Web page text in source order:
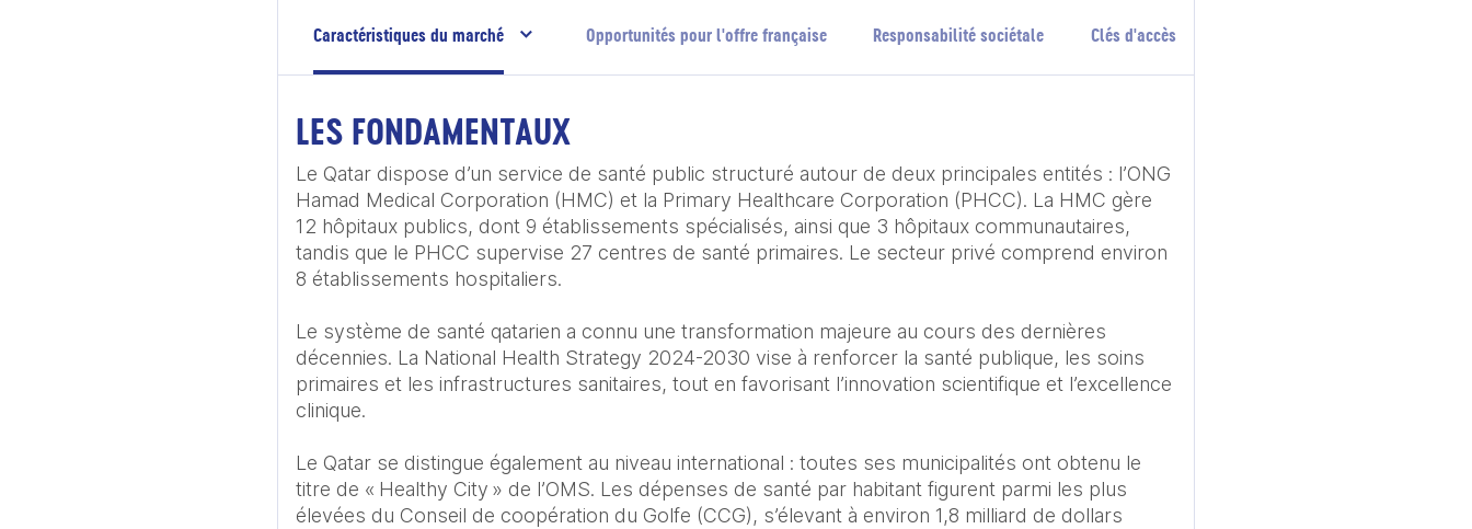
Caractéristiques du marché Opportunités pour l'offre française Responsabilité sociétale Clés d'accès
LES FONDAMENTAUX
Le Qatar dispose d’un service de santé public structuré autour de deux principales entités : l’ONG
Hamad Medical Corporation (HMC) et la Primary Healthcare Corporation (PHCC). La HMC gère
12 hôpitaux publics, dont 9 établissements spécialisés, ainsi que 3 hôpitaux communautaires,
tandis que le PHCC supervise 27 centres de santé primaires. Le secteur privé comprend environ
8 établissements hospitaliers.
Le système de santé qatarien a connu une transformation majeure au cours des dernières
décennies. La National Health Strategy 2024-2030 vise à renforcer la santé publique, les soins
primaires et les infrastructures sanitaires, tout en favorisant l’innovation scientifique et l’excellence
clinique.
Le Qatar se distingue également au niveau international : toutes ses municipalités ont obtenu le
titre de « Healthy City » de l’OMS. Les dépenses de santé par habitant figurent parmi les plus
élevées du Conseil de coopération du Golfe (CCG), s’élevant à environ 1,8 milliard de dollars